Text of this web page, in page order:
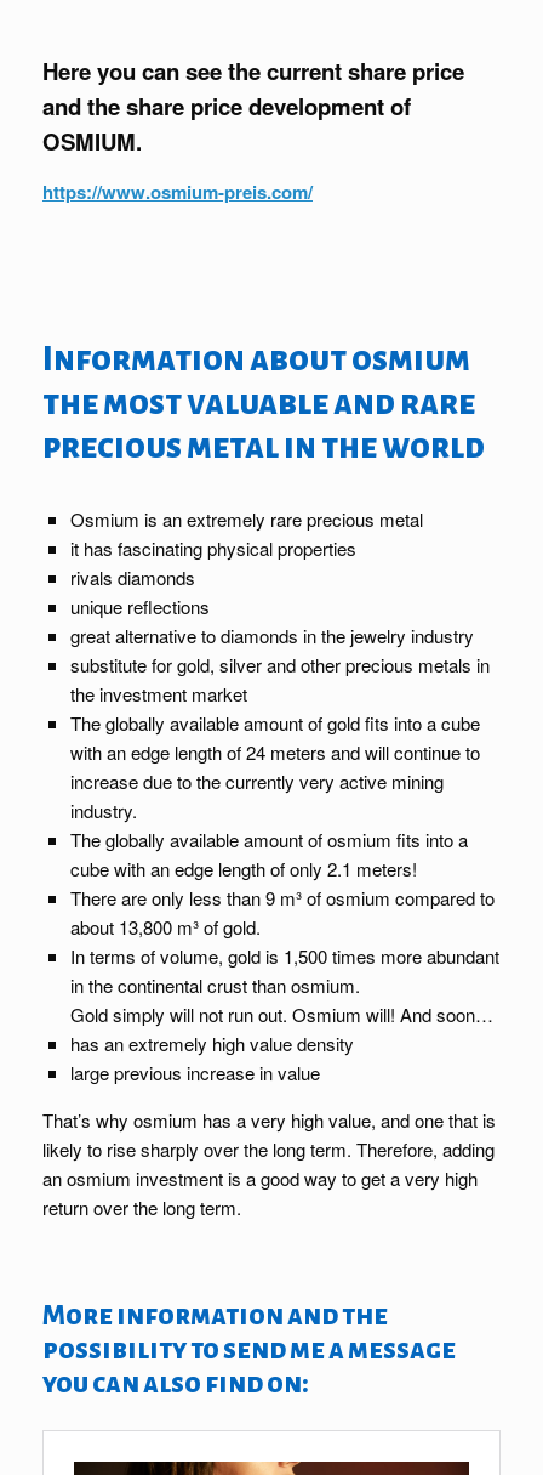
Here you can see the current share price
and the share price development of
OSMIUM.
https://www.osmium-preis.com/
Information about osmium
the most valuable and rare
precious metal in the world
Osmium is an extremely rare precious metal
it has fascinating physical properties
rivals diamonds
unique reflections
great alternative to diamonds in the jewelry industry
substitute for gold, silver and other precious metals in
the investment market
The globally available amount of gold fits into a cube
with an edge length of 24 meters and will continue to
increase due to the currently very active mining
industry.
The globally available amount of osmium fits into a
cube with an edge length of only 2.1 meters!
There are only less than 9 m³ of osmium compared to
about 13,800 m³ of gold.
In terms of volume, gold is 1,500 times more abundant
in the continental crust than osmium.
Gold simply will not run out. Osmium will! And soon…
has an extremely high value density
large previous increase in value
That’s why osmium has a very high value, and one that is
likely to rise sharply over the long term. Therefore, adding
an osmium investment is a good way to get a very high
return over the long term.
More information and the
possibility to send me a message
you can also find on: